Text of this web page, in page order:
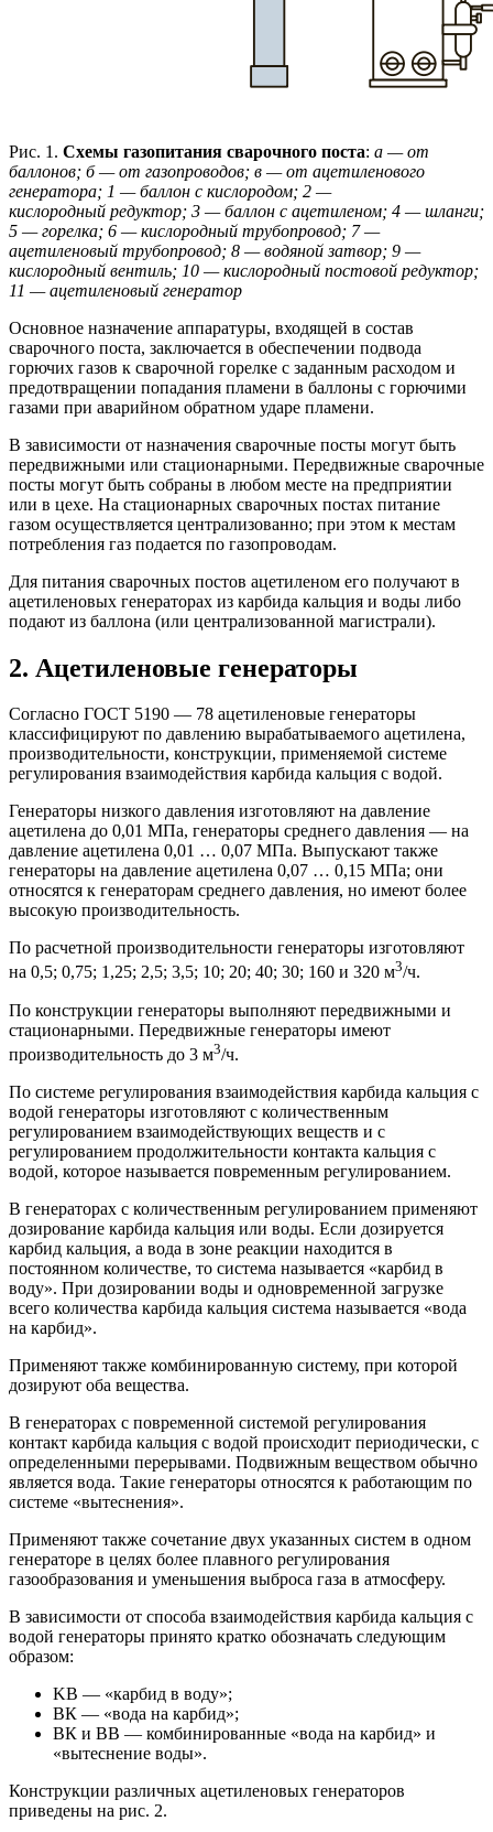
Рис. 1. Схемы газопитания сварочного поста: а — от
баллонов; б — от газопроводов; в — от ацетиленового
генератора; 1 — баллон с кислородом; 2 —
кислородный редуктор; 3 — баллон с ацетиленом; 4 — шланги;
5 — горелка; 6 — кислородный трубопровод; 7 —
ацетиленовый трубопровод; 8 — водяной затвор; 9 —
кислородный вентиль; 10 — кислородный постовой редуктор;
11 — ацетиленовый генератор
Основное назначение аппаратуры, входящей в состав
сварочного поста, заключается в обеспечении подвода
горючих газов к сварочной горелке с заданным расходом и
предотвращении попадания пламени в баллоны с горючими
газами при аварийном обратном ударе пламени.
В зависимости от назначения сварочные посты могут быть
передвижными или стационарными. Передвижные сварочные
посты могут быть собраны в любом месте на предприятии
или в цехе. На стационарных сварочных постах питание
газом осуществляется централизованно; при этом к местам
потребления газ подается по газопроводам.
Для питания сварочных постов ацетиленом его получают в
ацетиленовых генераторах из карбида кальция и воды либо
подают из баллона (или централизованной магистрали).
2. Ацетиленовые генераторы
Согласно ГОСТ 5190 — 78 ацетиленовые генераторы
классифицируют по давлению вырабатываемого ацетилена,
производительности, конструкции, применяемой системе
регулирования взаимодействия карбида кальция с водой.
Генераторы низкого давления изготовляют на давление
ацетилена до 0,01 МПа, генераторы среднего давления — на
давление ацетилена 0,01 … 0,07 МПа. Выпускают также
генераторы на давление ацетилена 0,07 … 0,15 МПа; они
относятся к генераторам среднего давления, но имеют более
высокую производительность.
По расчетной производительности генераторы изготовляют
на 0,5; 0,75; 1,25; 2,5; 3,5; 10; 20; 40; 30; 160 и 320 м3/ч.
По конструкции генераторы выполняют передвижными и
стационарными. Передвижные генераторы имеют
производительность до 3 м3/ч.
По системе регулирования взаимодействия карбида кальция с
водой генераторы изготовляют с количественным
регулированием взаимодействующих веществ и с
регулированием продолжительности контакта кальция с
водой, которое называется повременным регулированием.
В генераторах с количественным регулированием применяют
дозирование карбида кальция или воды. Если дозируется
карбид кальция, а вода в зоне реакции находится в
постоянном количестве, то система называется «карбид в
воду». При дозировании воды и одновременной загрузке
всего количества карбида кальция система называется «вода
на карбид».
Применяют также комбинированную систему, при которой
дозируют оба вещества.
В генераторах с повременной системой регулирования
контакт карбида кальция с водой происходит периодически, с
определенными перерывами. Подвижным веществом обычно
является вода. Такие генераторы относятся к работающим по
системе «вытеснения».
Применяют также сочетание двух указанных систем в одном
генераторе в целях более плавного регулирования
газообразования и уменьшения выброса газа в атмосферу.
В зависимости от способа взаимодействия карбида кальция с
водой генераторы принято кратко обозначать следующим
образом:
KB — «карбид в воду»;
ВК — «вода на карбид»;
ВК и ВВ — комбинированные «вода на карбид» и
«вытеснение воды».
Конструкции различных ацетиленовых генераторов
приведены на рис. 2.